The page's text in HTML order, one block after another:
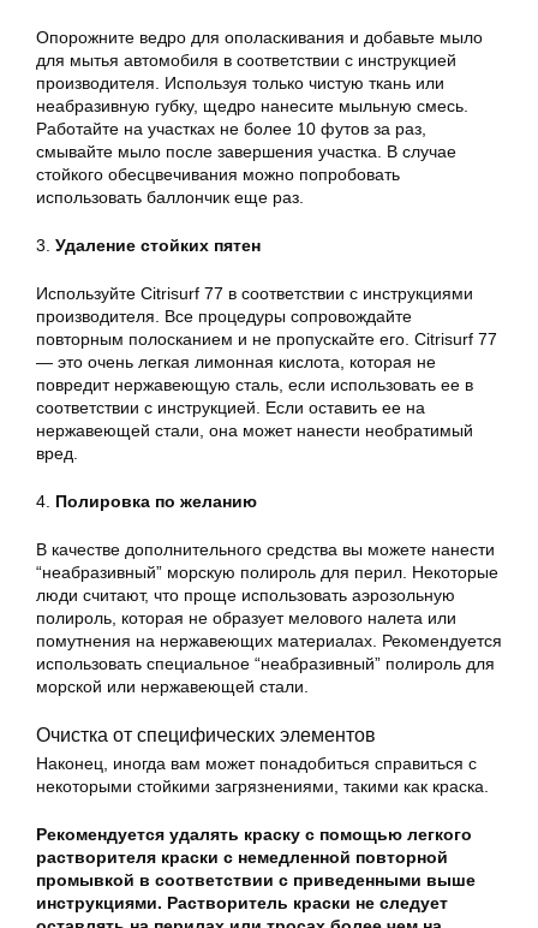
Опорожните ведро для ополаскивания и добавьте мыло
для мытья автомобиля в соответствии с инструкцией
производителя. Используя только чистую ткань или
неабразивную губку, щедро нанесите мыльную смесь.
Работайте на участках не более 10 футов за раз,
смывайте мыло после завершения участка. В случае
стойкого обесцвечивания можно попробовать
использовать баллончик еще раз.
3. Удаление стойких пятен
Используйте Citrisurf 77 в соответствии с инструкциями
производителя. Все процедуры сопровождайте
повторным полосканием и не пропускайте его. Citrisurf 77
— это очень легкая лимонная кислота, которая не
повредит нержавеющую сталь, если использовать ее в
соответствии с инструкцией. Если оставить ее на
нержавеющей стали, она может нанести необратимый
вред.
4. Полировка по желанию
В качестве дополнительного средства вы можете нанести
“неабразивный” морскую полироль для перил. Некоторые
люди считают, что проще использовать аэрозольную
полироль, которая не образует мелового налета или
помутнения на нержавеющих материалах. Рекомендуется
использовать специальное “неабразивный” полироль для
морской или нержавеющей стали.
Очистка от специфических элементов
Наконец, иногда вам может понадобиться справиться с
некоторыми стойкими загрязнениями, такими как краска.
Рекомендуется удалять краску с помощью легкого
растворителя краски с немедленной повторной
промывкой в соответствии с приведенными выше
инструкциями. Растворитель краски не следует